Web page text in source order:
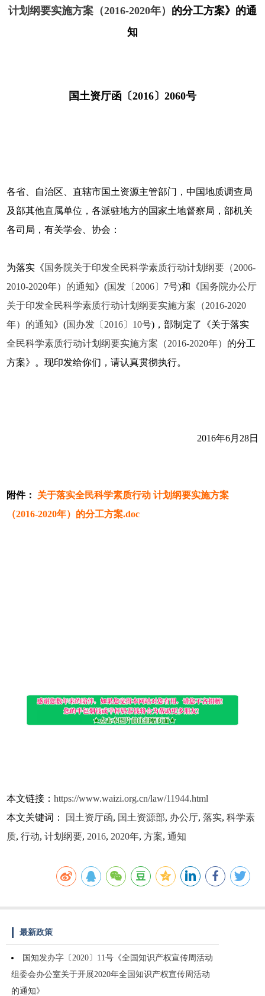
计划纲要实施方案（2016-2020年） 的分工方案》的通
知
国土资厅函〔2016〕2060号
各省、自治区、直辖市国土资源主管部门，中国地质调查局
及部其他直属单位，各派驻地方的国家土地督察局，部机关
各司局，有关学会、协会：
为落实《国务院关于印发全民科学素质行动计划纲要（2006-
2010-2020年）的通知》(国发〔2006〕7号)和《国务院办公厅
关于印发全民科学素质行动计划纲要实施方案（2016-2020
年）的通知》(国办发〔2016〕10号)，部制定了《关于落实
全民科学素质行动计划纲要实施方案（2016-2020年） 的分工
方案》。现印发给你们，请认真贯彻执行。
2016年6月28日
附件： 关于落实全民科学素质行动 计划纲要实施方案
（2016-2020年）的分工方案.doc
本文链接：https://www.waizi.org.cn/law/11944.html
本文关键词：
国土资厅函, 国土资源部, 办公厅,落实,科学素
质,行动,计划纲要,2016,2020年,方案,通知
最新政策
国知发办字〔2020〕11号《全国知识产权宣传周活动
组委会办公室关于开展2020年全国知识产权宣传周活动
的通知》